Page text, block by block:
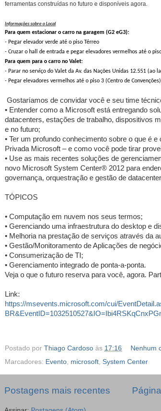
ferramentas construídas no futuro e disponíveis agora.
Informações sobre o Local
Para quem estacionar o carro na garagem (G2 eG3):
- Pegar elevador verde até o piso Térreo
- Cruzar o hall de entrada e pegar elevadores vermelhos até o
Para quem para o carro no Valet:
- Parar no serviço do Valet da Av. das Nações Unidas 12.551 (ao
- Pegar elevadores vermelhos até o piso 3 (Centro de Convenções)
Gostaríamos de convidar você e seu time
• Entender como a Microsoft está entregando
datacenters, estações de trabalho, dispositivos
e no futuro;
• Ter um profundo conhecimento sobre o que é
Privada Microsoft – e como você pode tirar
• Use as mais recentes soluções de
novo Microsoft System Center® 2012 para
governança, orquestração e gestão de
TÓPICOS
• Computação em nuvem nos seus termos;
• Gerenciando uma infraestrutura do desktop e
• Melhoria na prestação de serviços através da
• Gestão/Monitoramento de Aplicações de
• Consumerização de TI;
• Gerenciamento integrado de ponta-a-ponta.
Veja o que o futuro reserva para você, agora.
Link:
https://msevents.microsoft.com/cui/
Postado por Thiago Cardoso às 17:16
Nenhum
Marcadores: Evento, microsoft, System Center
Postagens mais recentes